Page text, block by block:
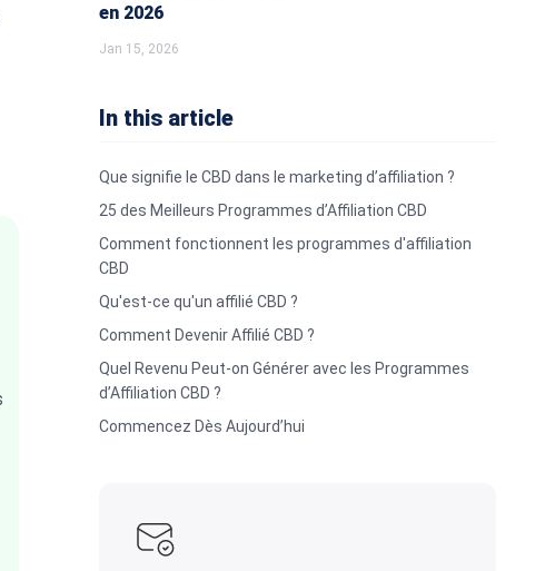
en 2026
Jan 15, 2026
In this article
Que signifie le CBD dans le marketing d’affiliation ?
25 des Meilleurs Programmes d’Affiliation CBD
Comment fonctionnent les programmes d'affiliation
CBD
Qu'est-ce qu'un affilié CBD ?
Comment Devenir Affilié CBD ?
Quel Revenu Peut-on Générer avec les Programmes
d’Affiliation CBD ?
Commencez Dès Aujourd’hui